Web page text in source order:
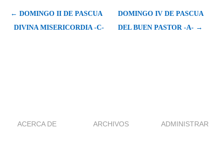
← DOMINGO II DE PASCUA 
DIVINA MISERICORDIA -C-
DOMINGO IV DE PASCUA 
DEL BUEN PASTOR -A- →
ACERCA DE ARCHIVOS ADMINISTRAR